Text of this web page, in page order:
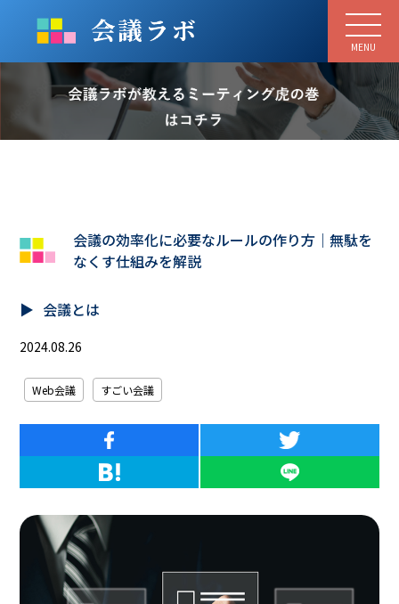
MENU
会議の効率化に必要なルールの作り方｜無駄を
なくす仕組みを解説
会議とは
2024.08.26
Web会議 すごい会議